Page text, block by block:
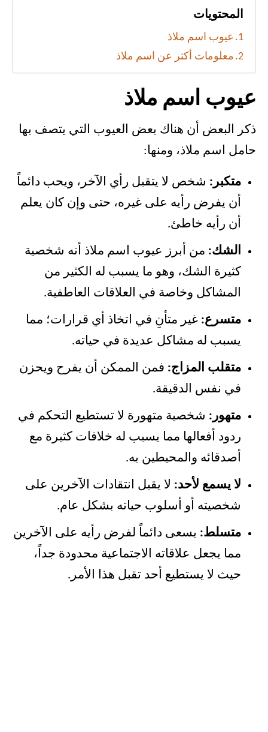
المحتويات
عيوب اسم ملاذ
معلومات أكثر عن اسم ملاذ
عيوب اسم ملاذ
ذكر البعض أن هناك بعض العيوب التي يتصف بها
حامل اسم ملاذ، ومنها:
متكبر: شخص لا يتقبل رأي الآخر، ويحب دائماً
أن يفرض رأيه على غيره، حتى وإن كان يعلم
أن رأيه خاطئ.
الشك: من أبرز عيوب اسم ملاذ أنه شخصية
كثيرة الشك، وهو ما يسبب له الكثير من
المشاكل وخاصة في العلاقات العاطفية.
متسرع: غير متأنِ في اتخاذ أي قرارات؛ مما
يسبب له مشاكل عديدة في حياته.
متقلب المزاج: فمن الممكن أن يفرح ويحزن
في نفس الدقيقة.
متهور: شخصية متهورة لا تستطيع التحكم في
ردود أفعالها مما يسبب له خلافات كثيرة مع
أصدقائه والمحيطين به.
لا يسمع لأحد: لا يقبل انتقادات الآخرين على
شخصيته أو أسلوب حياته بشكل عام.
متسلط: يسعى دائماً لفرض رأيه على الآخرين
مما يجعل علاقاته الاجتماعية محدودة جداً،
حيث لا يستطيع أحد تقبل هذا الأمر.